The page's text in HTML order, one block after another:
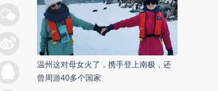
温州这对母女火了，携手登上南极，还
曾周游40多个国家